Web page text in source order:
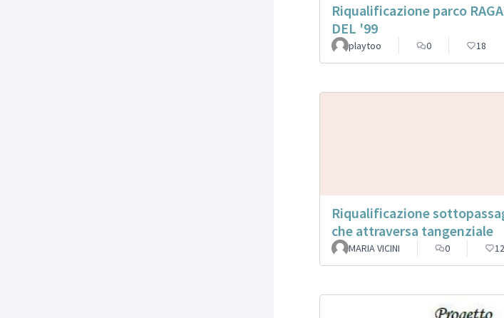
Riqualificazione parco
DEL '99
playtoo 0 18
Riqualificazione
che attraversa tangenziale
MARIA VICINI 0 12